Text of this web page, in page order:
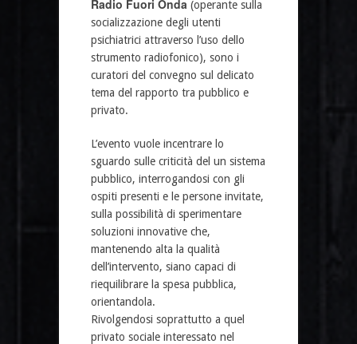
Radio Fuori Onda (operante sulla
socializzazione degli utenti
psichiatrici attraverso l’uso dello
strumento radiofonico), sono i
curatori del convegno sul delicato
tema del rapporto tra pubblico e
privato.
L’evento vuole incentrare lo
sguardo sulle criticità del un sistema
pubblico, interrogandosi con gli
ospiti presenti e le persone invitate,
sulla possibilità di sperimentare
soluzioni innovative che,
mantenendo alta la qualità
dell’intervento, siano capaci di
riequilibrare la spesa pubblica,
orientandola.
Rivolgendosi soprattutto a quel
privato sociale interessato nel